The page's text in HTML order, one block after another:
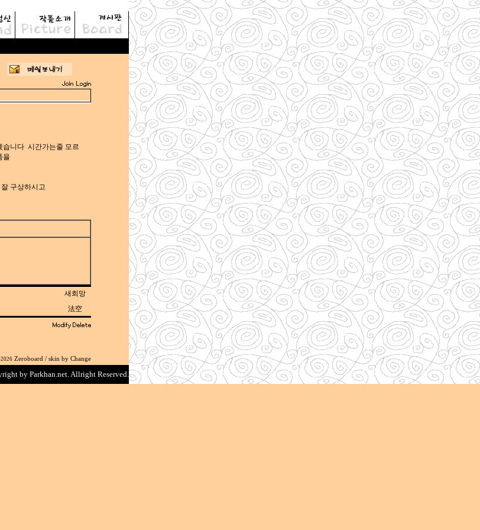
습니다 시간가는줄 모르
을
구상하시고
새희망
法空
Zeroboard / skin by Change
by Parkhan.net. Allright Reserved.